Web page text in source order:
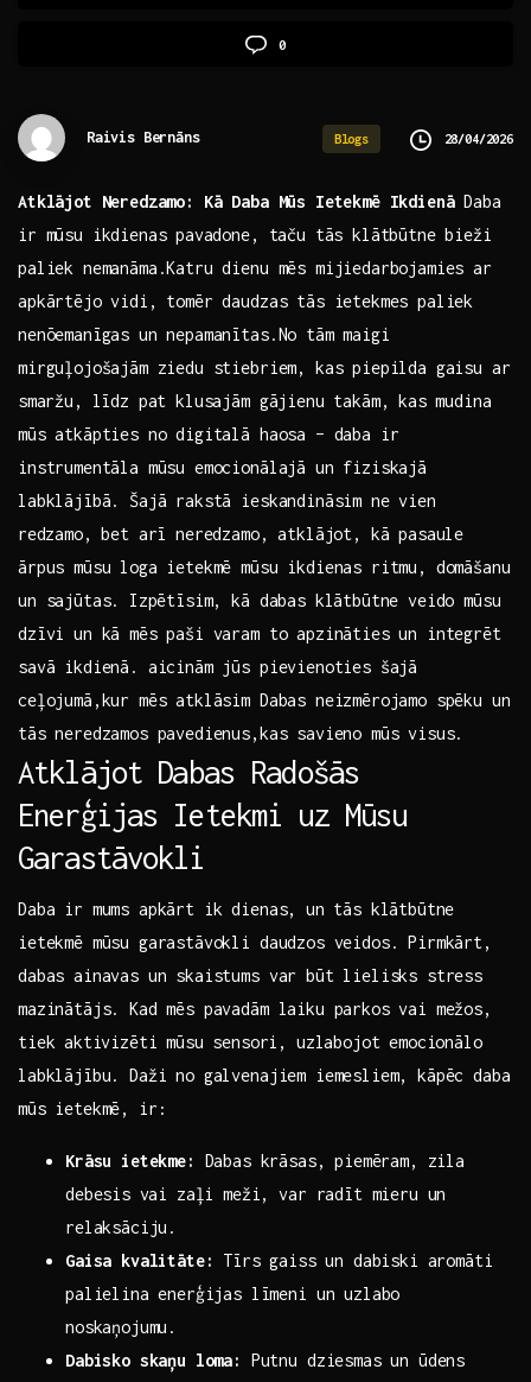
0
Raivis Bernāns Blogs 28/04/2026
Atklājot Neredzamo: Kā Daba Mūs Ietekmē IkdienāDaba
ir mūsu ikdienas ⁣pavadone, taču tās klātbūtne bieži
paliek nemanāma.Katru dienu mēs mijiedarbojamies ar
apkārtējo vidi, tomēr daudzas tās ietekmes paliek
nenōemanīgas un nepamanītas.No tām​ maigi
mirguļojošajām ziedu stiebriem, kas piepilda gaisu ar
⁤smaržu, līdz pat klusajām gājienu takām, ⁢kas mudina
mūs atkāpties no digitalā haosa – daba ir ​
instrumentāla mūsu emocionālajā un fiziskajā
labklājībā. Šajā rakstā ieskandināsim ne vien
⁤redzamo, bet arī neredzamo, atklājot, kā pasaule
ārpus mūsu loga ietekmē mūsu ikdienas ritmu, domāšanu
‌un sajūtas. ⁤Izpētīsim, kā dabas klātbūtne veido mūsu
dzīvi un kā mēs‍ paši varam to apzināties ​un integrēt
savā ikdienā. aicinām jūs pievienoties šajā
ceļojumā,kur‌ mēs atklāsim Dabas neizmērojamo spēku un
tās neredzamos pavedienus,kas savieno mūs visus.
Atklājot⁢ Dabas Radošās
Enerģijas Ietekmi uz Mūsu
Garastāvokli
Daba ir mums apkārt ik dienas, ⁤un tās klātbūtne
‌ietekmē mūsu garastāvokli daudzos veidos. Pirmkārt,
dabas ainavas un skaistums var būt lielisks stress
mazinātājs. Kad mēs pavadām laiku parkos vai mežos,
tiek ⁢aktivizēti ⁤mūsu sensori, uzlabojot emocionālo ​
labklājību. Daži no galvenajiem iemesliem, kāpēc daba⁢
mūs ietekmē, ‌ir:
Krāsu ietekme:
Dabas krāsas,⁢ piemēram, zila
debesis ⁤vai zaļi meži, var radīt mieru un
relaksāciju.
Gaisa kvalitāte:
Tīrs gaiss⁢ un dabiski aromāti
‌palielina enerģijas līmeni un uzlabo
noskaņojumu.
Dabisko skaņu loma:
Putnu dziesmas un ūdens